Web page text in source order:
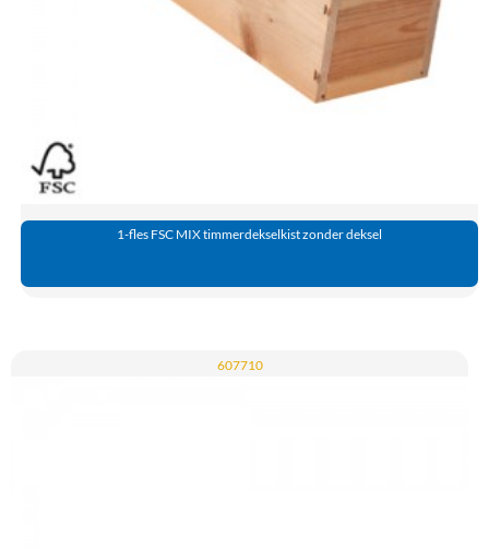
1-fles FSC MIX timmerdekselkist zonder deksel
607710